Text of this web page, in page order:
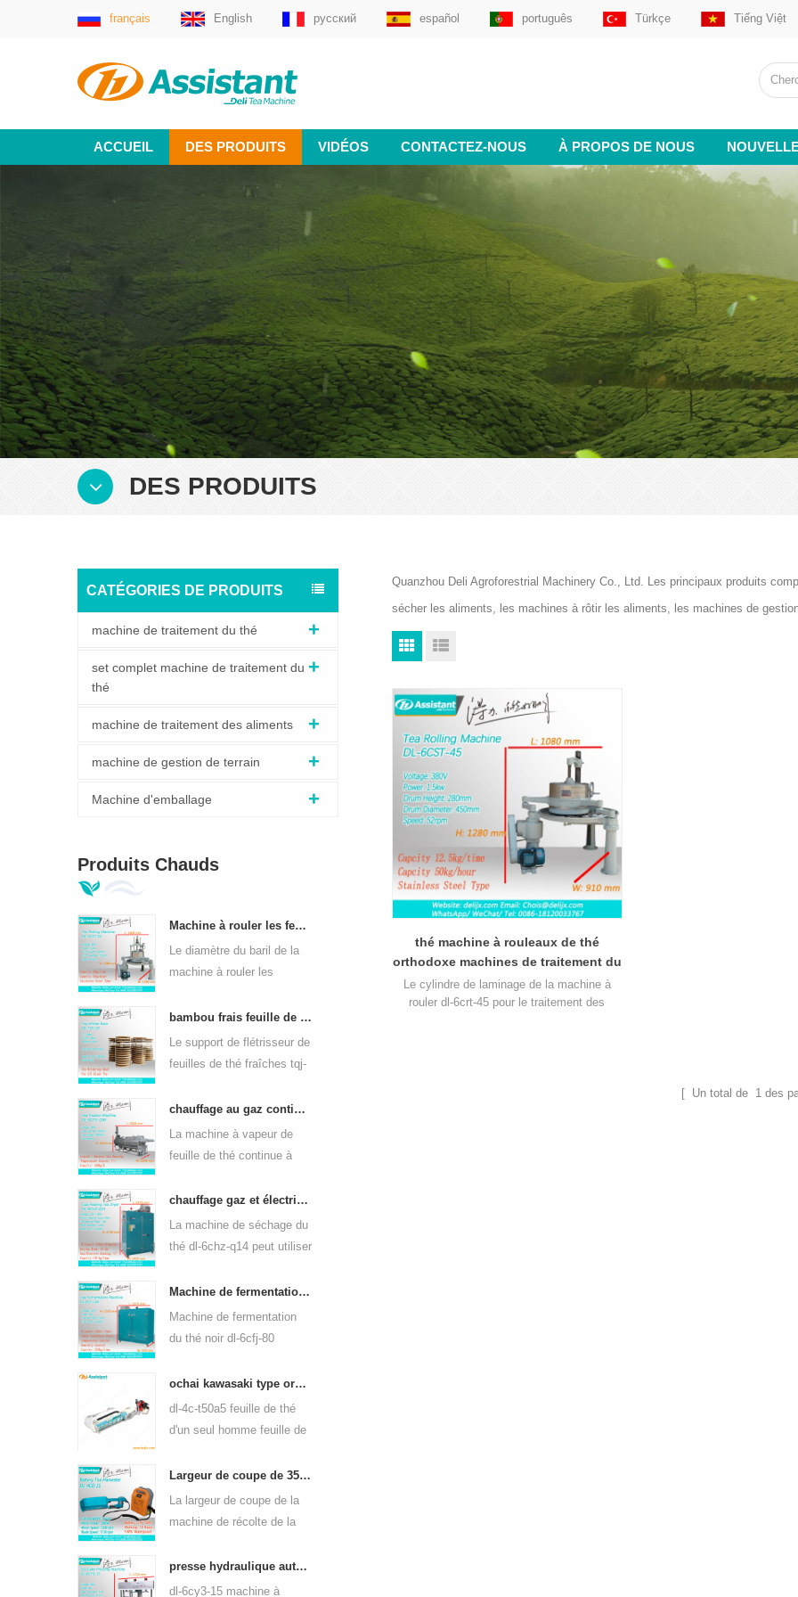
français English русский español português Türkçe Tiếng Việt
ACCUEIL DES PRODUITS VIDÉOS CONTACTEZ-NOUS À PROPOS DE NOUS
DES PRODUITS
CATÉGORIES DE PRODUITS
machine de traitement du thé
set complet machine de traitement du
thé
machine de traitement des aliments
machine de gestion de terrain
Machine d'emballage
Produits Chauds
Machine à rouler les feuilles de thé vert orthodoxe 6crt-55
Le diamètre du baril de la
machine à rouler les
55 est de 550 mm, hauteur
de 400 mm, productivité
est 75kg / h
bambou frais feuille de thé wither rack tqj-20
Le support de flétrisseur de
feuilles de thé fraîches tqj-
et en acier inoxydable, peut
être utilisé dans toutes
sortes de thé.
chauffage au gaz continu machine à vapeur à feuilles de thé pour sortes de thé 6cstl-q80
La machine à vapeur de
feuille de thé continue à
q80 peut être utilisée pour
de nombreux types de thé,
tels que le thé vert, le thé
chauffage gaz et électrique machine de séchage de feuilles de thé vert 6chz-q14
La machine de séchage du
thé dl-6chz-q14 peut utiliser
naturel et de l'électricité,
peut sécher tous les types
de thé, tels que le thé vert,
Machine de fermentation de thé noir intelligente 6cfj-80
Machine de fermentation
du thé noir dl-6cfj-80
le traitement du thé noir,
laissez le thé noir
fermenter mieux.
ochai kawasaki type ordinateur de poche un-man feuille de thé plumaison récolte 4c-t50a5
dl-4c-t50a5 feuille de thé
d'un seul homme feuille de
de la machine est 450mm,
500mm, 600mm, utilisez le
moteur à essence
Largeur de coupe de 350mm électrique à piles de feuilles de thé machine à cueillir le thé 4cd-35
La largeur de coupe de la
machine de récolte de la
thé à piles électrique dl-
4cd-35 est de 350 mm, en
presse hydraulique automatique thé gâteau de thé brique appuyant sur machine 6cy3-15
dl-6cy3-15 machine à
Quanzhou Deli Agroforestrial Machinery Co., Ltd. Les principaux produits
sécher les aliments, les machines à rôtir les aliments, les machines de
thé machine à rouleaux de thé
orthodoxe machines de traitement du
thé 6crt-45 prix
Le cylindre de laminage de la machine à
rouler dl-6crt-45 pour le traitement des
[ Un total de 1 des